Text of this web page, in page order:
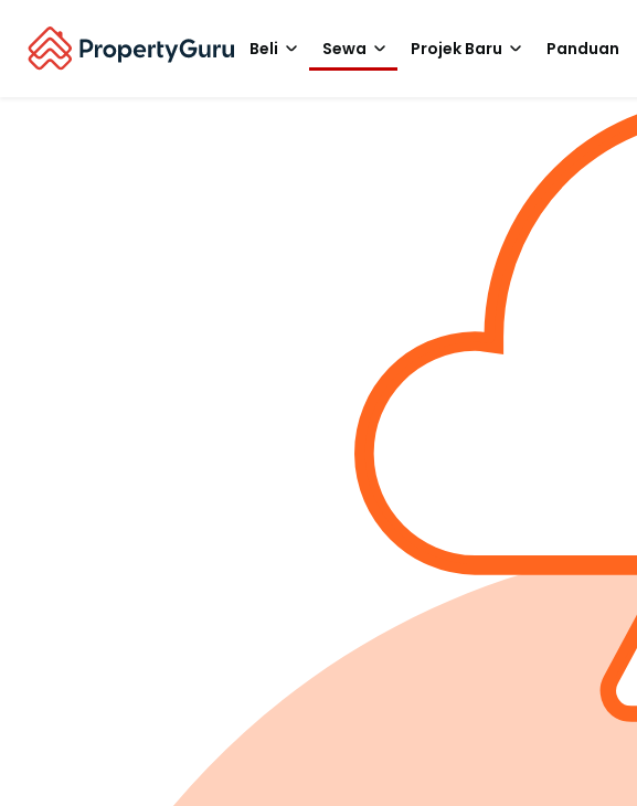
Beli Sewa Projek Baru Panduan